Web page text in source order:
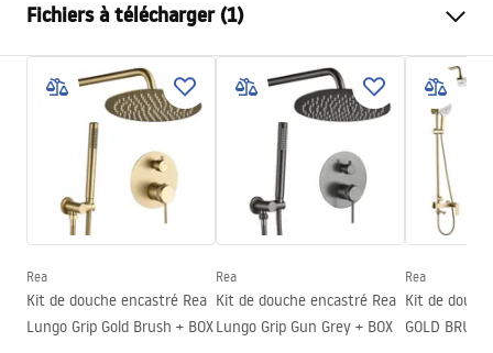
Matériel
Hauteur (mm)
165mm
Largeur (mm)
250
mm
Garantie
12 mois
Fichiers à télécharger (1)
Karta produktu
SCIAGACZKA GOLD.pdf
Rea
Kit de douche encastré Rea
Lungo Grip Gold Brush + BOX
Rea
Kit de douche encastré Rea
Lungo Grip Gun Grey + BOX
Rea
Kit de
GOLD BRUSH